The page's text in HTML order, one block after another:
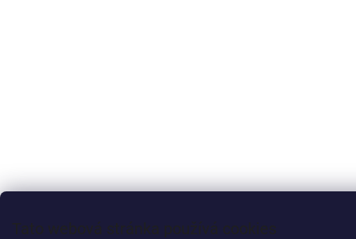
Tato webová stránka používá cookies